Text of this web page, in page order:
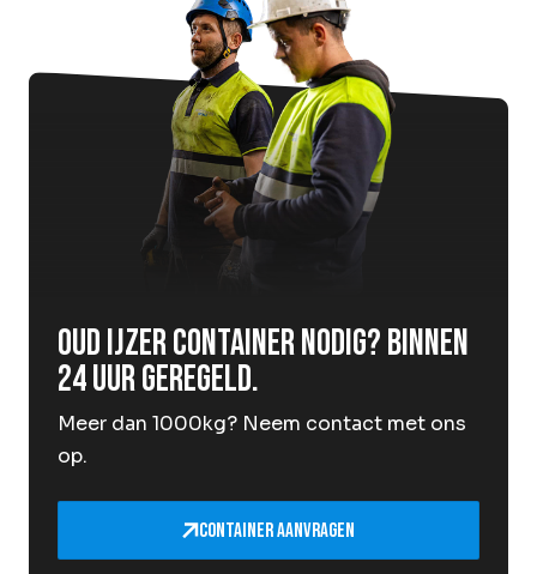
Oud ijzer container nodig? Binnen
24 uur geregeld.
Meer dan 1000kg? Neem contact met ons
op.
Container aanvragen